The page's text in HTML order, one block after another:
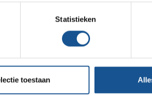
Statistieken
toestaan
oplossingen